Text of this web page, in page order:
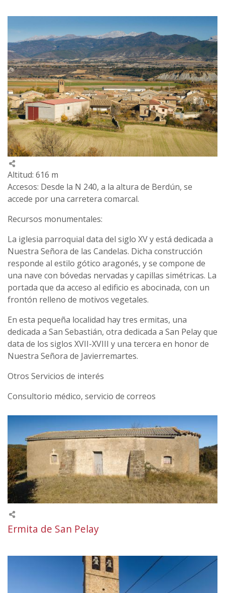
Altitud: 616 m
Accesos: Desde la N 240, a la altura de Berdún, se
accede por una carretera comarcal.
Recursos monumentales:
La iglesia parroquial data del siglo XV y está dedicada a
Nuestra Señora de las Candelas. Dicha construcción
responde al estilo gótico aragonés, y se compone de
una nave con bóvedas nervadas y capillas simétricas. La
portada que da acceso al edificio es abocinada, con un
frontón relleno de motivos vegetales.
En esta pequeña localidad hay tres ermitas, una
dedicada a San Sebastián, otra dedicada a San Pelay que
data de los siglos XVII-XVIII y una tercera en honor de
Nuestra Señora de Javierremartes.
Otros Servicios de interés
Consultorio médico, servicio de correos
Ermita de San Pelay